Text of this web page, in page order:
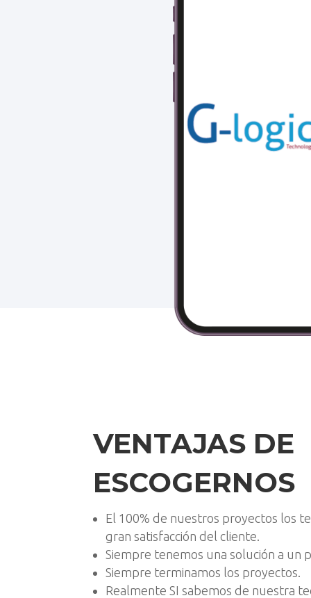
VENTAJAS DE
ESCOGERNOS
El 100% de nuestros proyectos los
gran satisfacción del cliente.
Siempre tenemos una solución a un
Siempre terminamos los proyectos.
Realmente SI sabemos de nuestra